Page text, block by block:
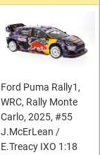
Ford Puma Rally1,
WRC, Rally Monte
Carlo, 2025, #55
J.McErLean /
E.Treacy IXO 1:18